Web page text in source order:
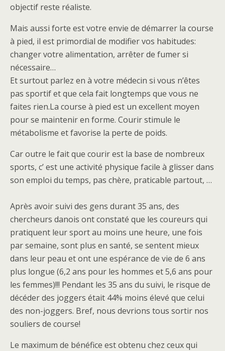
objectif reste réaliste.
Mais aussi forte est votre envie de démarrer la course
à pied, il est primordial de modifier vos habitudes:
changer votre alimentation, arrêter de fumer si
nécessaire…
Et surtout parlez en à votre médecin si vous n’êtes
pas sportif et que cela fait longtemps que vous ne
faites rien.La course à pied est un excellent moyen
pour se maintenir en forme. Courir stimule le
métabolisme et favorise la perte de poids.
Car outre le fait que courir est la base de nombreux
sports, c’ est une activité physique facile à glisser dans
son emploi du temps, pas chère, praticable partout, …
Après avoir suivi des gens durant 35 ans, des
chercheurs danois ont constaté que les coureurs qui
pratiquent leur sport au moins une heure, une fois
par semaine, sont plus en santé, se sentent mieux
dans leur peau et ont une espérance de vie de 6 ans
plus longue (6,2 ans pour les hommes et 5,6 ans pour
les femmes)!!! Pendant les 35 ans du suivi, le risque de
décéder des joggers était 44% moins élevé que celui
des non-joggers. Bref, nous devrions tous sortir nos
souliers de course!
Le maximum de bénéfice est obtenu chez ceux qui